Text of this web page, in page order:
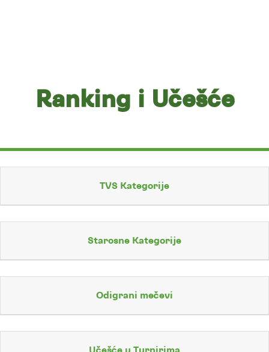
Ranking i Učešće
TVS Kategorije
Starosne Kategorije
Odigrani mečevi